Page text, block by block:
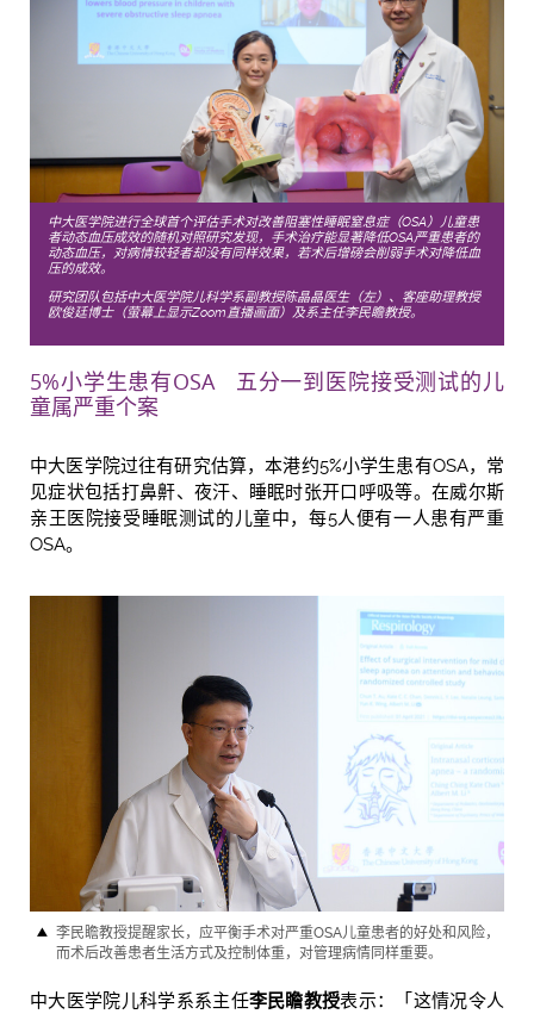
中大医学院进行全球首个评估手术对改善阻塞性睡眠窒息症（OSA）儿童患
者动态血压成效的随机对照研究发现，手术治疗能显著降低OSA严重患者的
动态血压，对病情较轻者却没有同样效果，若术后增磅会削弱手术对降低血
压的成效。
研究团队包括中大医学院儿科学系副教授陈晶晶医生（左）、客座助理教授
欧俊廷博士（萤幕上显示Zoom直播画面）及系主任李民瞻教授。
5%小学生患有OSA 五分一到医院接受测试的儿
童属严重个案
中大医学院过往有研究估算，本港约5%小学生患有OSA，常
见症状包括打鼻鼾、夜汗、睡眠时张开口呼吸等。在威尔斯
亲王医院接受睡眠测试的儿童中，每5人便有一人患有严重
OSA。
李民瞻教授提醒家长，应平衡手术对严重OSA儿童患者的好处和风险，
而术后改善患者生活方式及控制体重，对管理病情同样重要。
中大医学院儿科学系系主任李民瞻教授表示：「这情况令人